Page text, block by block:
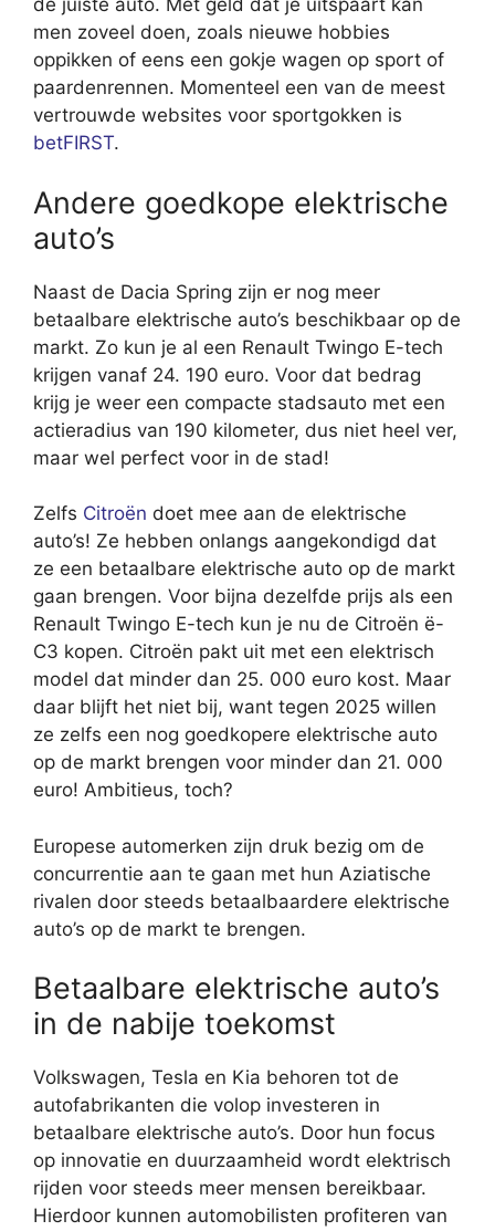
de juiste auto. Met geld dat je uitspaart kan
men zoveel doen, zoals nieuwe hobbies
oppikken of eens een gokje wagen op sport of
paardenrennen. Momenteel een van de meest
vertrouwde websites voor sportgokken is
betFIRST.
Andere goedkope elektrische
auto’s
Naast de Dacia Spring zijn er nog meer
betaalbare elektrische auto’s beschikbaar op de
markt. Zo kun je al een Renault Twingo E-tech
krijgen vanaf 24. 190 euro. Voor dat bedrag
krijg je weer een compacte stadsauto met een
actieradius van 190 kilometer, dus niet heel ver,
maar wel perfect voor in de stad!
Zelfs Citroën doet mee aan de elektrische
auto’s! Ze hebben onlangs aangekondigd dat
ze een betaalbare elektrische auto op de markt
gaan brengen. Voor bijna dezelfde prijs als een
Renault Twingo E-tech kun je nu de Citroën ë-
C3 kopen. Citroën pakt uit met een elektrisch
model dat minder dan 25. 000 euro kost. Maar
daar blijft het niet bij, want tegen 2025 willen
ze zelfs een nog goedkopere elektrische auto
op de markt brengen voor minder dan 21. 000
euro! Ambitieus, toch?
Europese automerken zijn druk bezig om de
concurrentie aan te gaan met hun Aziatische
rivalen door steeds betaalbaardere elektrische
auto’s op de markt te brengen.
Betaalbare elektrische auto’s
in de nabije toekomst
Volkswagen, Tesla en Kia behoren tot de
autofabrikanten die volop investeren in
betaalbare elektrische auto’s. Door hun focus
op innovatie en duurzaamheid wordt elektrisch
rijden voor steeds meer mensen bereikbaar.
Hierdoor kunnen automobilisten profiteren van